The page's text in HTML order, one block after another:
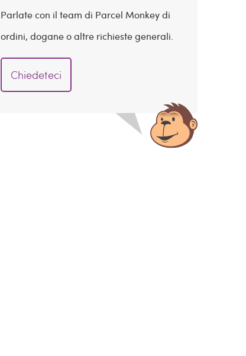
Parlate con il team di Parcel Monkey di
ordini, dogane o altre richieste generali.
Chiedeteci